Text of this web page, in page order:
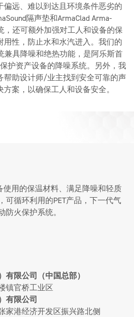
偏远、难以到达且环境条件恶劣的
隔声垫和ArmaClad Arma-
，还可额外加强对工人和设备的保
用性，防止水和水汽进入。我们的
兼具降噪和绝热功能，是阿乐斯首
护资产设备的降噪系统。另外，我
帮助设计师/业主找到安全可靠的声
案，以确保工人和设备安全。
使用的保温材料、满足降噪和轻质
可循环利用的PET产品，下一代气
防火保护系统。
有限公司（中国总部）
镇官桥工业区
有限公司
家港经济开发区振兴路北侧